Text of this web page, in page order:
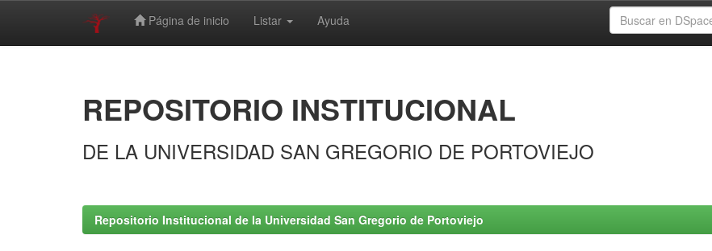
Página de inicio Listar Ayuda
REPOSITORIO INSTITUCIONAL
DE LA UNIVERSIDAD SAN GREGORIO DE PORTOVIEJO
Repositorio Institucional de la Universidad San Gregorio de Portoviejo